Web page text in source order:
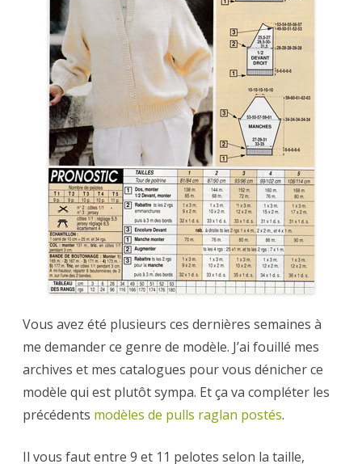
Vous avez été plusieurs ces dernières semaines à
me demander ce genre de modèle. J’ai fouillé mes
archives et mes catalogues pour vous dénicher ce
modèle qui est plutôt sympa. Et ça va compléter les
précédents modèles de pulls raglan postés.
Il vous faut entre 9 et 11 pelotes selon la taille,